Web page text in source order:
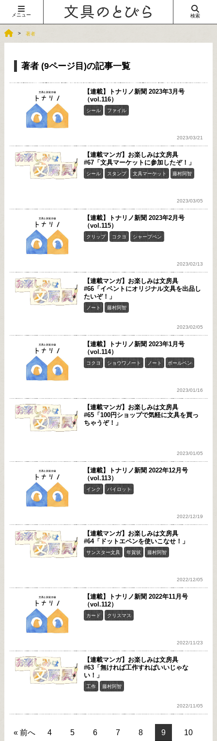
メニュー 検索
著者
著者 (9ページ目)の記事一覧
【連載】トナリノ新聞 2023年3月号
（vol.116）
シール ファイル
2023/03/21
【連載マンガ】お楽しみは文房具
#67「文具マーケットに参加したぞ！」
シール スタンプ 文具マーケット 藤村阿智
2023/03/05
【連載】トナリノ新聞 2023年2月号
（vol.115）
クリップ コクヨ シャープペン
2023/02/13
【連載マンガ】お楽しみは文房具
#66「イベントにオリジナル文具を出品し
たいぞ！」
ノート 藤村阿智
2023/02/05
【連載】トナリノ新聞 2023年1月号
（vol.114）
コクヨ ショウワノート ノート ボールペン
2023/01/16
【連載マンガ】お楽しみは文房具
#65「100円ショップで気軽に文具を買っ
ちゃうぞ！」
2023/01/05
【連載】トナリノ新聞 2022年12月号
（vol.113）
インク パイロット
2022/12/19
【連載マンガ】お楽しみは文房具
#64「ドットエペンを使いこなせ！」
サンスター文具 年賀状 藤村阿智
2022/12/05
【連載】トナリノ新聞 2022年11月号
（vol.112）
カード クリスマス
2022/11/23
【連載マンガ】お楽しみは文房具
#63「無ければ工作すればいいじゃな
い！」
工作 藤村阿智
2022/11/05
« 前へ 4 5 6 7 8 9 10